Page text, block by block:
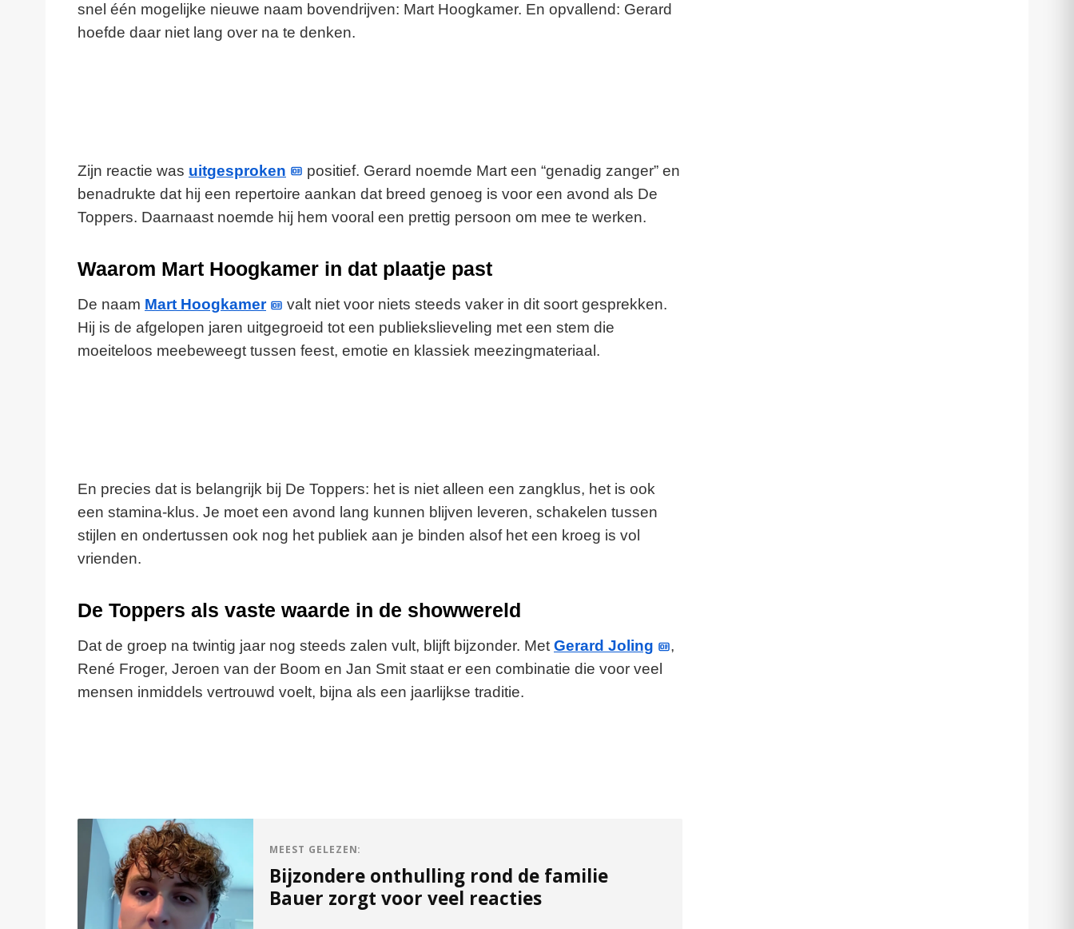
e
snel één mogelijke nieuwe naam bovendrijven: Mart Hoogkamer. En opvallend: Gerard
hoefde daar niet lang over na te denken.
Zijn reactie was uitgesproken
positief. Gerard noemde Mart een “genadig zanger” en
benadrukte dat hij een repertoire aankan dat breed genoeg is voor een avond als De
Toppers. Daarnaast noemde hij hem vooral een prettig persoon om mee te werken.
Waarom Mart Hoogkamer in dat plaatje past
De naam Mart Hoogkamer
valt niet voor niets steeds vaker in dit soort gesprekken.
Hij is de afgelopen jaren uitgegroeid tot een publiekslieveling met een stem die
moeiteloos meebeweegt tussen feest, emotie en klassiek meezingmateriaal.
En precies dat is belangrijk bij De Toppers: het is niet alleen een zangklus, het is ook
een stamina-klus. Je moet een avond lang kunnen blijven leveren, schakelen tussen
stijlen en ondertussen ook nog het publiek aan je binden alsof het een kroeg is vol
vrienden.
De Toppers als vaste waarde in de showwereld
Dat de groep na twintig jaar nog steeds zalen vult, blijft bijzonder. Met Gerard Joling
,
René Froger, Jeroen van der Boom en Jan Smit staat er een combinatie die voor veel
mensen inmiddels vertrouwd voelt, bijna als een jaarlijkse traditie.
MEEST GELEZEN:
Bijzondere onthulling rond de familie
Bauer zorgt voor veel reacties